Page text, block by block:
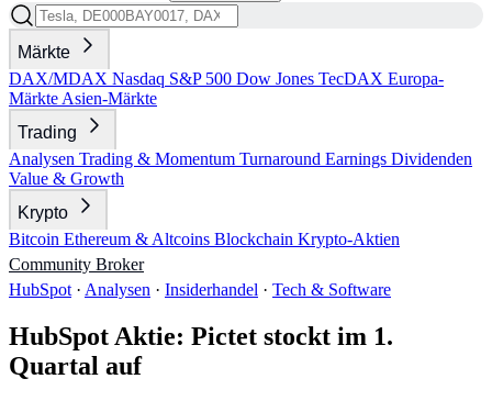
Märkte
DAX/MDAX Nasdaq S&P 500 Dow Jones TecDAX Europa-
Märkte Asien-Märkte
Trading
Analysen Trading & Momentum Turnaround Earnings Dividenden
Value & Growth
Krypto
Bitcoin Ethereum & Altcoins Blockchain Krypto-Aktien
Community Broker
HubSpot · Analysen · Insiderhandel · Tech & Software
HubSpot Aktie: Pictet stockt im 1.
Quartal auf